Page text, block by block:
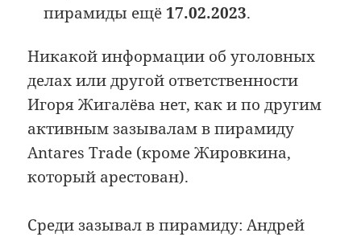
пирамиды ещё 17.02.2023.
Никакой информации об уголовных
делах или другой ответственности
Игоря Жигалёва нет, как и по другим
активным зазывалам в пирамиду
Antares Trade (кроме Жировкина,
который арестован).
Среди зазывал в пирамиду: Андрей